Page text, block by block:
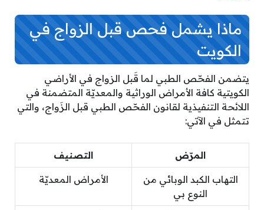
ماذا يشمل فحص قبل الزواج في
الكويت
يتضمن الفحّص الطبي لما قَبل الزواج في الأراضي
الكويتية كافة الأمراض الوراثية والمعديّة المتضمنة في
اللائحة التنفيذية لقانون الفحّص الطبي قبل الزَواج، والتي
تتمثل في الآتي:
المرّض التصنيف
التهاب الكبد الوبائي من
النوع بي
الأمراض المعديّة